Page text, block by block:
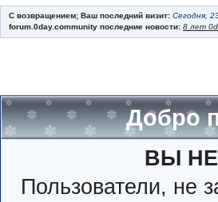
С возвращением; Ваш последний визит: Сегодня,
forum.0day.community последние новости: 8 лет
Добро
ВЫ
Пользователи, не